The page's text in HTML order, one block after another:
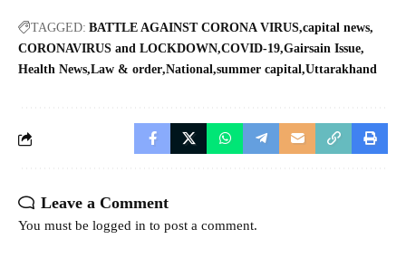
TAGGED: BATTLE AGAINST CORONA VIRUS capital news
CORONAVIRUS and LOCKDOWN COVID-19 Gairsain Issue
Health News Law & order National summer capital Uttarakhand
Leave a Comment
You must be logged in to post a comment.